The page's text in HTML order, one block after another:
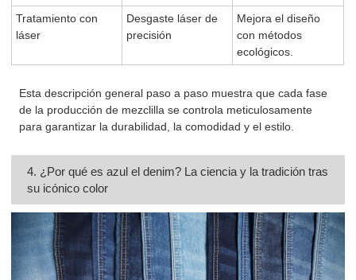
Tratamiento con
láser
Desgaste láser de
precisión
Mejora el diseño
con métodos
ecológicos.
Esta descripción general paso a paso muestra que cada fase
de la producción de mezclilla se controla meticulosamente
para garantizar la durabilidad, la comodidad y el estilo.
4. ¿Por qué es azul el denim? La ciencia y la tradición tras
su icónico color